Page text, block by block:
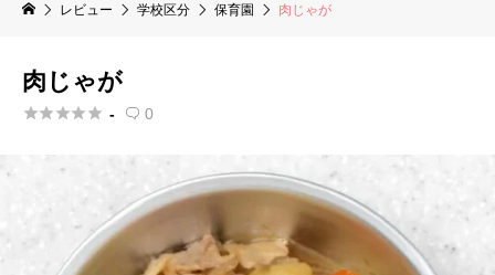
レビュー 学校区分 保育園 肉じゃが
肉じゃが
 -  0